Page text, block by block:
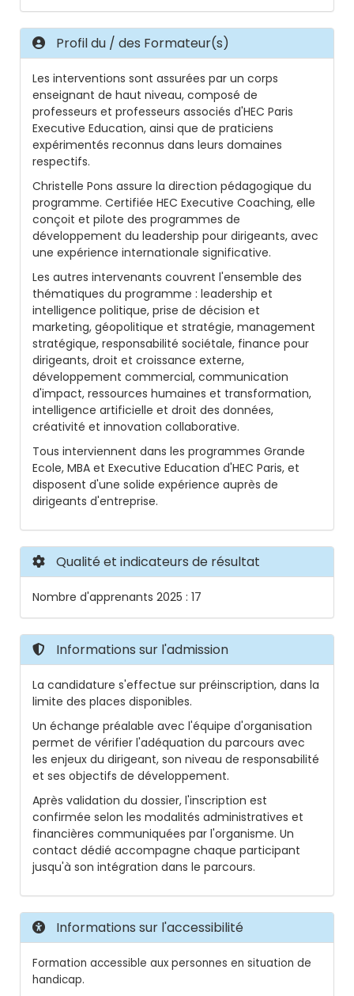
Profil du / des Formateur(s)
Les interventions sont assurées par un corps
enseignant de haut niveau, composé de
professeurs et professeurs associés d'HEC Paris
Executive Education, ainsi que de praticiens
expérimentés reconnus dans leurs domaines
respectifs.
Christelle Pons assure la direction pédagogique du
programme. Certifiée HEC Executive Coaching, elle
conçoit et pilote des programmes de
développement du leadership pour dirigeants, avec
une expérience internationale significative.
Les autres intervenants couvrent l'ensemble des
thématiques du programme : leadership et
intelligence politique, prise de décision et
marketing, géopolitique et stratégie, management
stratégique, responsabilité sociétale, finance pour
dirigeants, droit et croissance externe,
développement commercial, communication
d'impact, ressources humaines et transformation,
intelligence artificielle et droit des données,
créativité et innovation collaborative.
Tous interviennent dans les programmes Grande
Ecole, MBA et Executive Education d'HEC Paris, et
disposent d'une solide expérience auprès de
dirigeants d'entreprise.
Qualité et indicateurs de résultat
Nombre d'apprenants 2025 : 17
Informations sur l'admission
La candidature s'effectue sur préinscription, dans la
limite des places disponibles.
Un échange préalable avec l'équipe d'organisation
permet de vérifier l'adéquation du parcours avec
les enjeux du dirigeant, son niveau de responsabilité
et ses objectifs de développement.
Après validation du dossier, l'inscription est
confirmée selon les modalités administratives et
financières communiquées par l'organisme. Un
contact dédié accompagne chaque participant
jusqu'à son intégration dans le parcours.
Informations sur l'accessibilité
Formation accessible aux personnes en situation de
handicap.